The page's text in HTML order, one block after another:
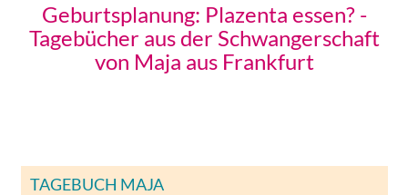
Geburtsplanung: Plazenta essen? -
Tagebücher aus der Schwangerschaft
von Maja aus Frankfurt
TAGEBUCH MAJA